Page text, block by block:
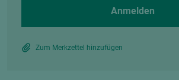
Anmelden
Zum Merkzettel hinzufügen